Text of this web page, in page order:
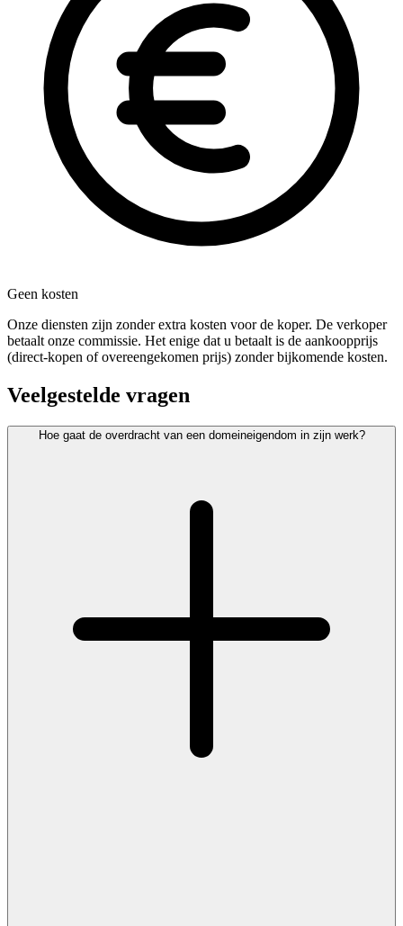
Geen kosten
Onze diensten zijn zonder extra kosten voor de koper. De verkoper
betaalt onze commissie. Het enige dat u betaalt is de aankoopprijs
(direct-kopen of overeengekomen prijs) zonder bijkomende kosten.
Veelgestelde vragen
Hoe gaat de overdracht van een domeineigendom in zijn werk?